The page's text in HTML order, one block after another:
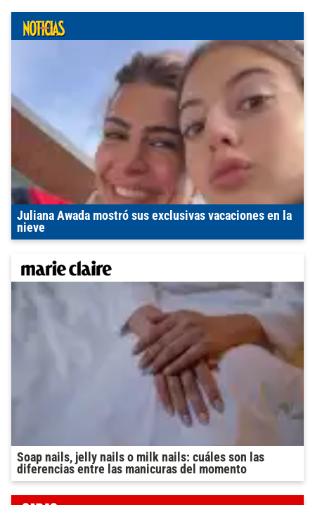
Juliana Awada mostró sus exclusivas vacaciones en la
nieve
Soap nails, jelly nails o milk nails: cuáles son las
diferencias entre las manicuras del momento